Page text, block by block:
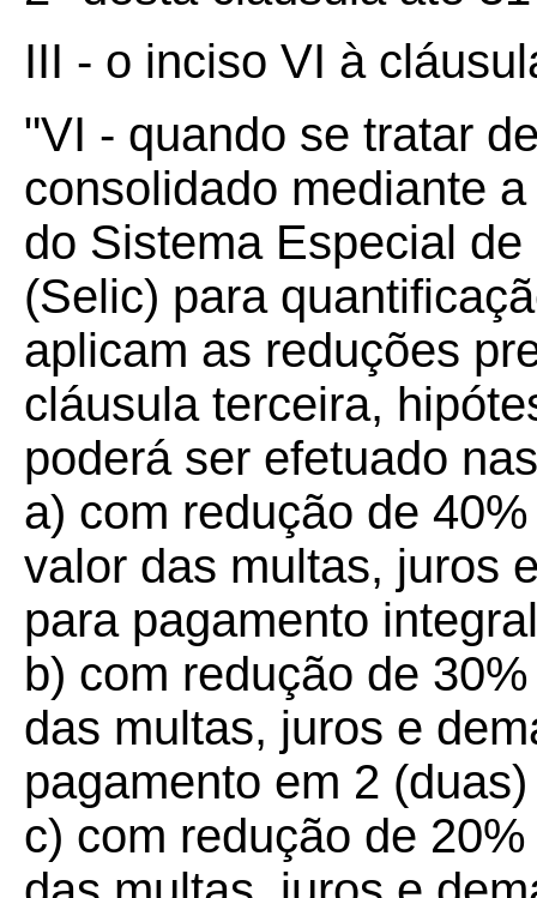
III - o inciso VI à
"VI - quando se tratar
consolidado mediante
do Sistema Especial
(Selic) para
aplicam as reduções
cláusula terceira,
poderá ser efetuado
a) com redução de
valor das multas, juros
para pagamento
b) com redução de
das multas, juros e
pagamento em 2
c) com redução de